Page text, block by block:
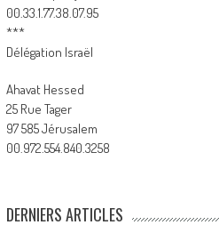
00.33.1.77.38.07.95
***
Délégation Israël
Ahavat Hessed
25 Rue Tager
97 585 Jérusalem
00.972.554.840.3258
DERNIERS ARTICLES